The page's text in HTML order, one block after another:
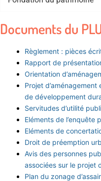
Documents du
Règlement : pièces
Rapport de
Orientation
Projet d’aménagement
de développement
Servitudes d’utilité
Eléments de l’enquête
Eléments de
Droit de préemption
Avis des personnes
associées sur le projet
Plan du zonage